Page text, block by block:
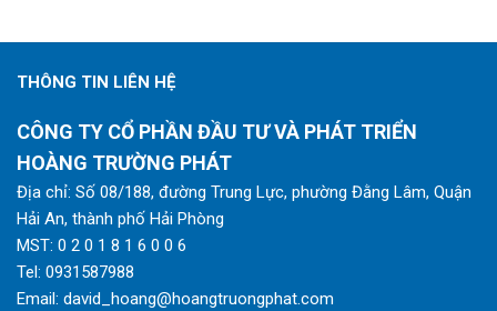
THÔNG TIN LIÊN HỆ
CÔNG TY CỔ PHẦN ĐẦU TƯ VÀ PHÁT TRIỂN
HOÀNG TRƯỜNG PHÁT
Địa chỉ: Số 08/188, đường Trung Lực, phường Đằng Lâm, Quận
Hải An, thành phố Hải Phòng
MST: 0 2 0 1 8 1 6 0 0 6
Tel: 0931587988
Email: david_hoang@hoangtruongphat.com